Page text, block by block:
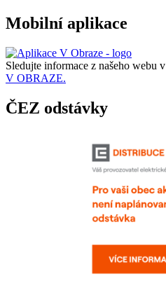
Mobilní aplikace
Sledujte informace z našeho webu v
V OBRAZE.
ČEZ odstávky